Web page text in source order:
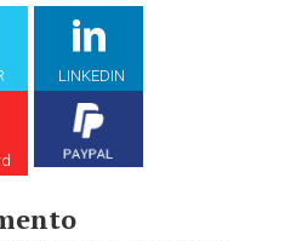
LINKEDIN